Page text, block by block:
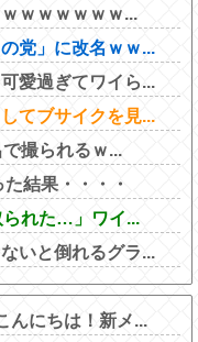
ｗｗｗｗｗｗ...
党」に改名ｗｗ...
愛過ぎてワイら...
てブサイクを見...
撮られるｗ...
結果・・・・
られた…」ワイ...
いと倒れるグラ...
んにちは！新メ...